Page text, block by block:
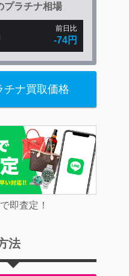
プラチナ相場
前日比
-74円
チナ買取価格
即査定！
法